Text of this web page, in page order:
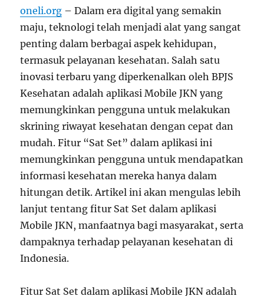
oneli.org – Dalam era digital yang semakin
maju, teknologi telah menjadi alat yang sangat
penting dalam berbagai aspek kehidupan,
termasuk pelayanan kesehatan. Salah satu
inovasi terbaru yang diperkenalkan oleh BPJS
Kesehatan adalah aplikasi Mobile JKN yang
memungkinkan pengguna untuk melakukan
skrining riwayat kesehatan dengan cepat dan
mudah. Fitur “Sat Set” dalam aplikasi ini
memungkinkan pengguna untuk mendapatkan
informasi kesehatan mereka hanya dalam
hitungan detik. Artikel ini akan mengulas lebih
lanjut tentang fitur Sat Set dalam aplikasi
Mobile JKN, manfaatnya bagi masyarakat, serta
dampaknya terhadap pelayanan kesehatan di
Indonesia.
Fitur Sat Set dalam aplikasi Mobile JKN adalah